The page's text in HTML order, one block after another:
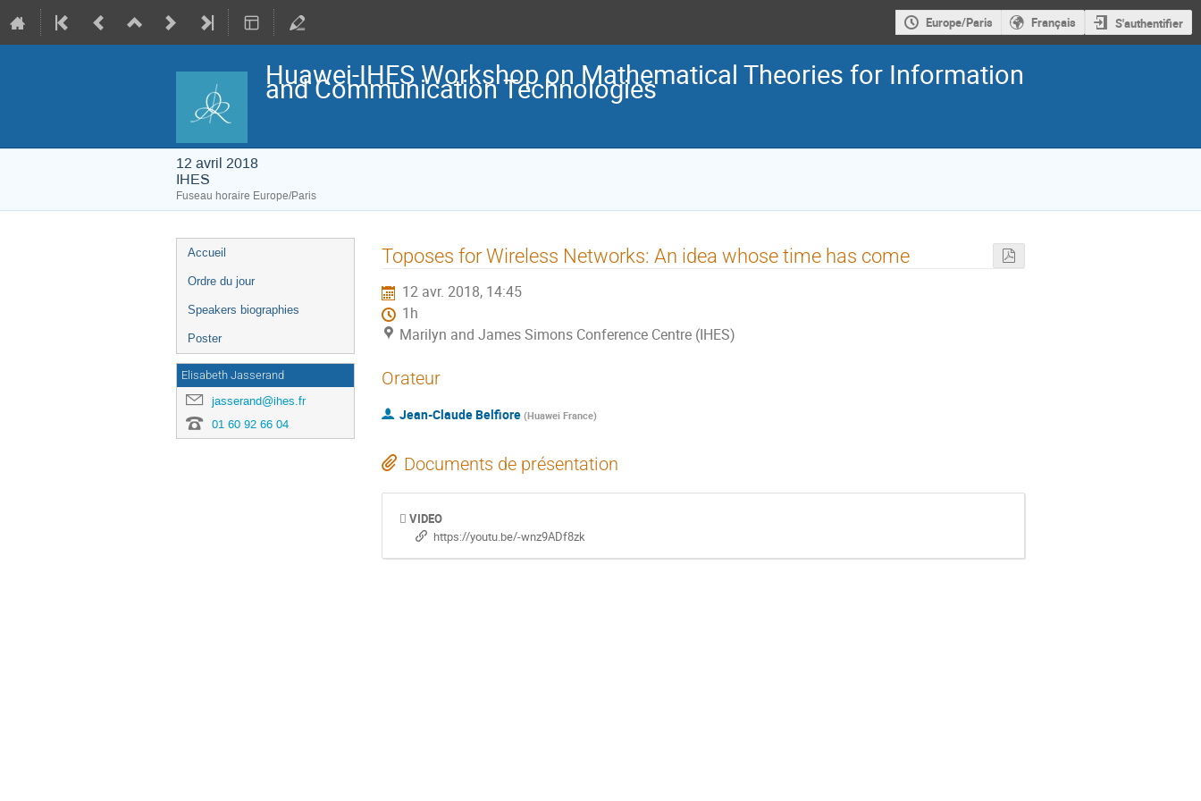
Europe/Paris Français S'authentifier
Huawei-IHES Workshop on Mathematical Theories for Information
and Communication Technologies
12 avril 2018
IHES
Fuseau horaire Europe/Paris
Menu
de
l'événement
Accueil
Ordre du jour
Speakers biographies
Poster
Elisabeth Jasserand
jasserand@ihes.fr
01 60 92 66 04
Toposes for Wireless Networks: An idea whose time has come
12 avr. 2018, 14:45
1h
Marilyn and James Simons Conference Centre (IHES)
Orateur
Jean-Claude Belfiore (Huawei France)
Documents de présentation
VIDEO
https://youtu.be/-wnz9ADf8zk